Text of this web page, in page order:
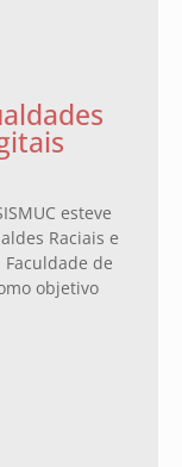
esteve
Raciais e
de
objetivo